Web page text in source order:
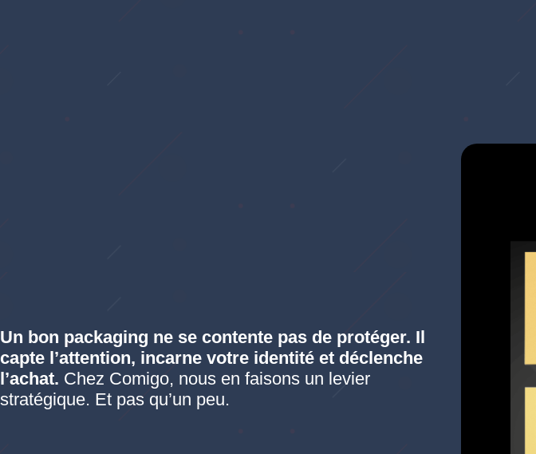
Un bon packaging ne se contente pas de protéger. Il
capte l’attention, incarne votre identité et déclenche
l’achat. Chez Comigo, nous en faisons un levier
stratégique. Et pas qu’un peu.